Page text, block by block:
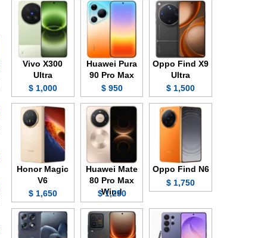
Oppo Find X9
Ultra
1,500 $
Huawei Pura
90 Pro Max
950 $
Vivo X300
Ultra
1,000 $
Oppo Find N6
1,750 $
Huawei Mate
80 Pro Max
Wind
1,250 $
Honor Magic
V6
1,650 $